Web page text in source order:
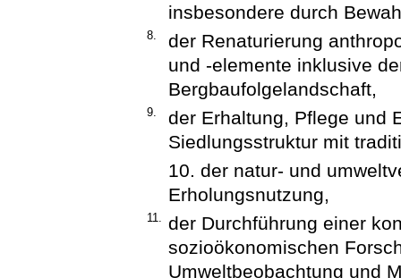
insbesondere durch
8.
der Renaturierung
und -elemente inklusive
Bergbaufolgelandschaft,
9.
der Erhaltung, Pflege und
Siedlungsstruktur mit
10. der natur- und
Erholungsnutzung,
11.
der Durchführung einer
sozioökonomischen
Umweltbeobachtung und